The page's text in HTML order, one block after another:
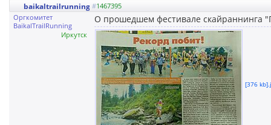
baikaltrailrunning #1467395
Оргкомитет
BaikalTrailRunning
Иркутск
О прошедшем фестивале скайраннинга
[376